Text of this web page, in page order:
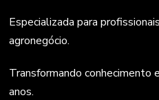
Especializada para
agronegócio.
Transformando conhecimento
anos.